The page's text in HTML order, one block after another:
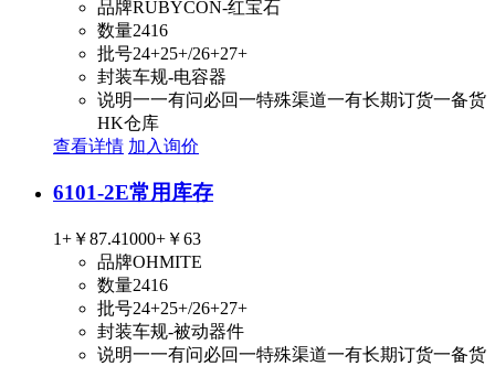
品牌RUBYCON-红宝石
数量2416
批号24+25+/26+27+
封装车规-电容器
说明一一有问必回一特殊渠道一有长期订货一备货
HK仓库
查看详情 加入询价
6101-2E常用库存
1+ ￥87.41000+ ￥63
品牌OHMITE
数量2416
批号24+25+/26+27+
封装车规-被动器件
说明一一有问必回一特殊渠道一有长期订货一备货